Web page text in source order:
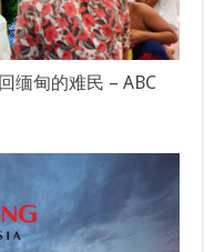
缅甸的难民 – ABC